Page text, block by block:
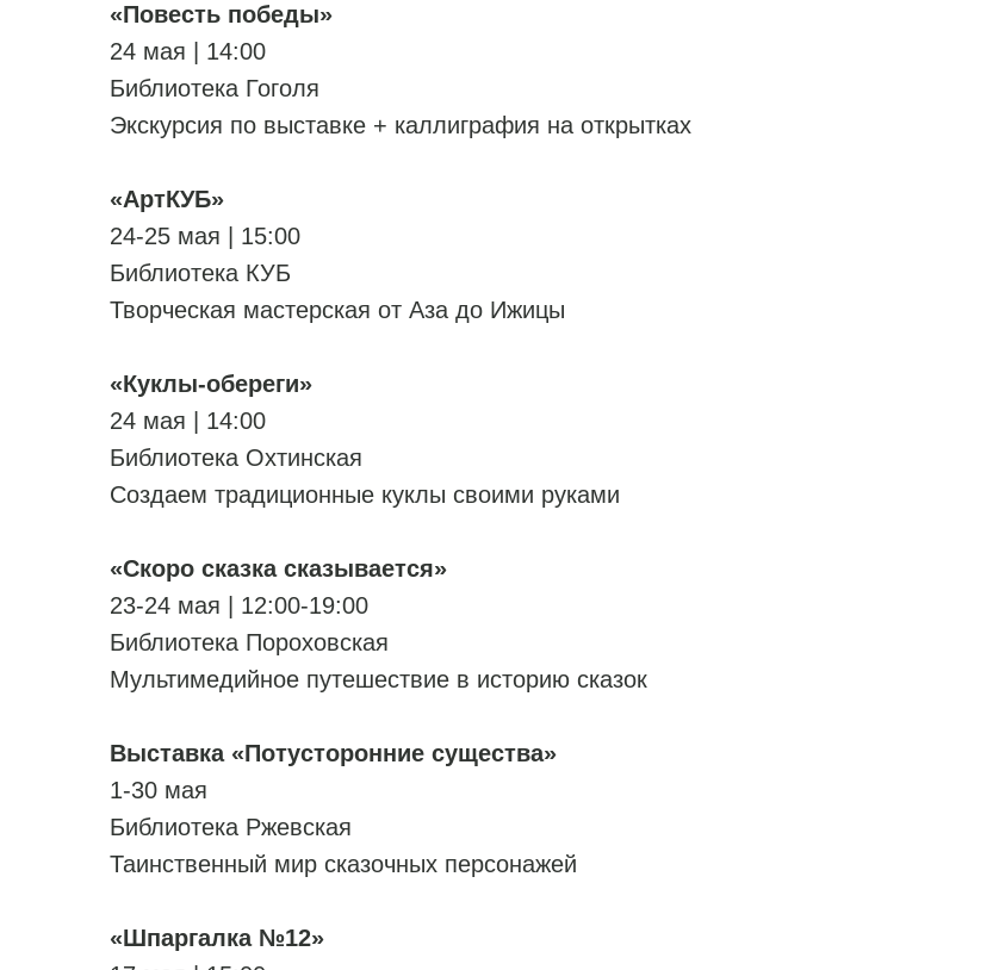
«Повесть победы»
24 мая | 14:00
Библиотека Гоголя
Экскурсия по выставке + каллиграфия на открытках
«АртКУБ»
24-25 мая | 15:00
Библиотека КУБ
Творческая мастерская от Аза до Ижицы
«Куклы-обереги»
24 мая | 14:00
Библиотека Охтинская
Создаем традиционные куклы своими руками
«Скоро сказка сказывается»
23-24 мая | 12:00-19:00
Библиотека Пороховская
Мультимедийное путешествие в историю сказок
Выставка «Потусторонние существа»
1-30 мая
Библиотека Ржевская
Таинственный мир сказочных персонажей
«Шпаргалка №12»